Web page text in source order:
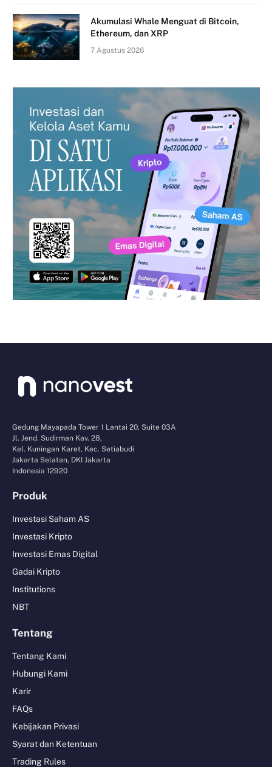
Akumulasi Whale Menguat di Bitcoin,
Ethereum, dan XRP
7 Agustus 2026
Gedung Mayapada Tower 1 Lantai 20, Suite 03A
Jl. Jend. Sudirman Kav. 28,
Kel. Kuningan Karet, Kec. Setiabudi
Jakarta Selatan, DKI Jakarta
Indonesia 12920
Produk
Investasi Saham AS
Investasi Kripto
Investasi Emas Digital
Gadai Kripto
Institutions
NBT
Tentang
Tentang Kami
Hubungi Kami
Karir
FAQs
Kebijakan Privasi
Syarat dan Ketentuan
Trading Rules